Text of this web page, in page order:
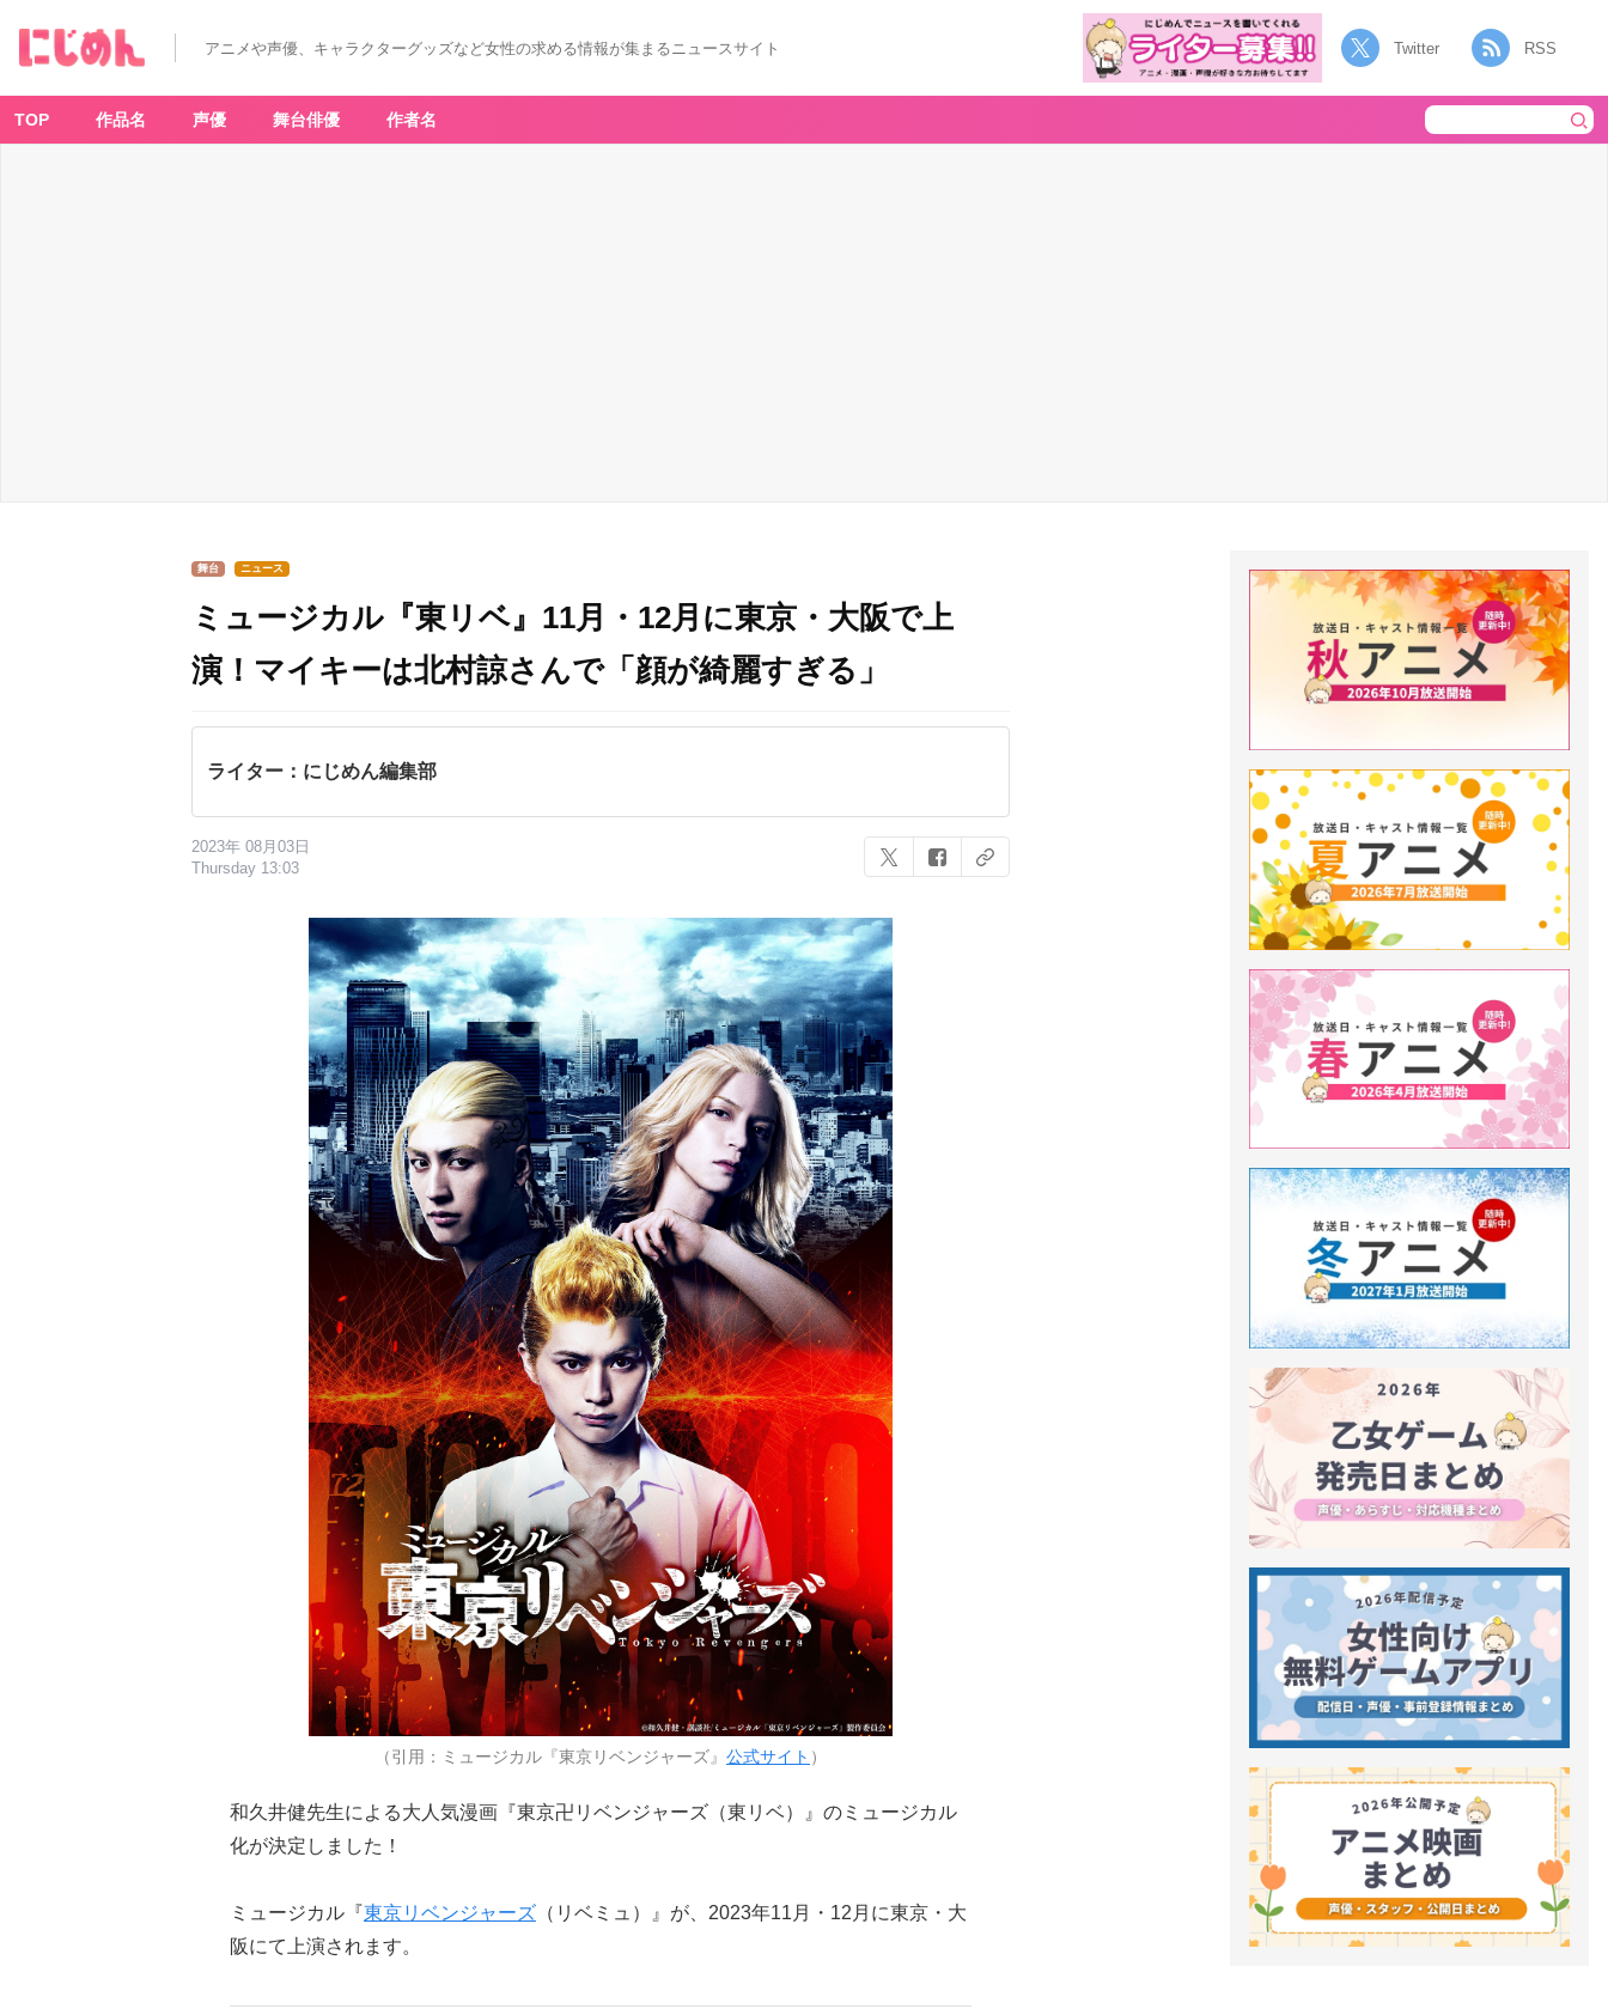
アニメや声優、キャラクターグッズなど女性の求める情報が集まるニュースサイト Twitter RSS
TOP 作品名 声優 舞台俳優 作者名
舞台 ニュース
ミュージカル『東リベ』11月・12月に東京・大阪で上
演！マイキーは北村諒さんで「顔が綺麗すぎる」
ライター：にじめん編集部
2023年 08月03日
Thursday 13:03
（引用：ミュージカル『東京リベンジャーズ』 公式サイト ）
和久井健先生による大人気漫画『東京卍リベンジャーズ（東リベ）』のミュージカル
化が決定しました！
ミュージカル『東京リベンジャーズ （リベミュ）』が、2023年11月・12月に東京・大
阪にて上演されます。